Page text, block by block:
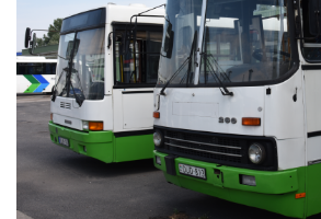
IKARUS 260